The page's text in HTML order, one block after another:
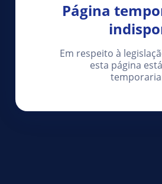
Página
Em respeito à
esta página